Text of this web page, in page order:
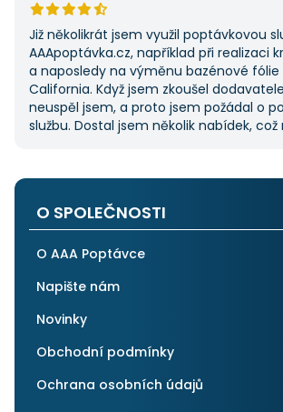
Již několikrát jsem využil poptávkovou
AAApoptávka.cz, například při realizaci
a naposledy na výměnu bazénové fólie
California. Když jsem zkoušel
neuspěl jsem, a proto jsem požádal o
službu. Dostal jsem několik nabídek,
i ostatním.
O SPOLEČNOSTI
O AAA Poptávce
Napište nám
Novinky
Obchodní podmínky
Ochrana osobních údajů